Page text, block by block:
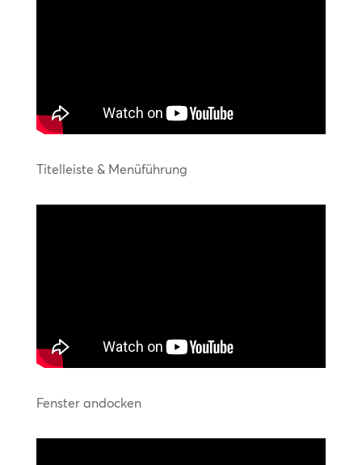
Titelleiste & Menüführung
Fenster andocken